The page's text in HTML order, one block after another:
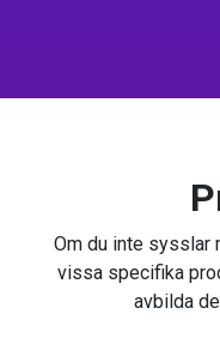
Om du inte sysslar
vissa specifika
avbilda